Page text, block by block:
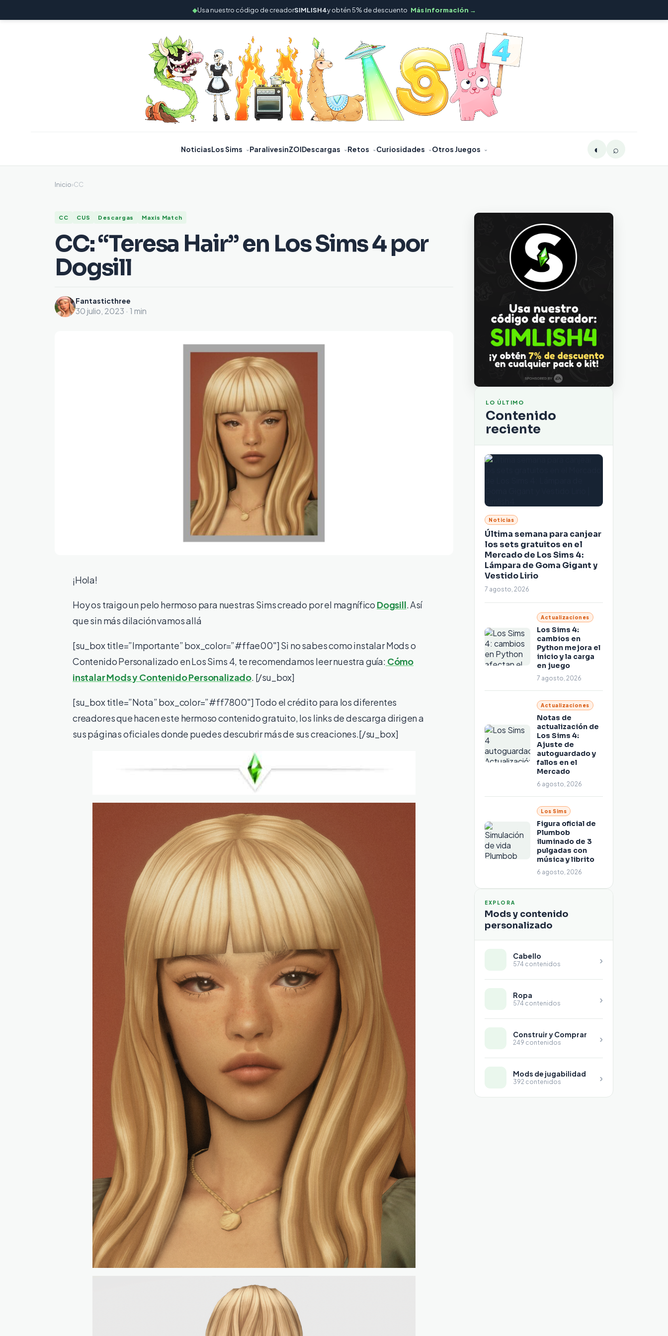
◆Usa nuestro código de creadorSIMLISH4y obtén 5% de descuento Más información →
NoticiasLos Sims ParalivesinZOIDescargas Retos Curiosidades Otros Juegos ◐ ⌕
Inicio›CC
CC CUS Descargas Maxis Match
CC: “Teresa Hair” en Los Sims 4 por
Dogsill
Fantasticthree
30 julio, 2023 · 1 min
¡Hola!
Hoy os traigo un pelo hermoso para nuestras Sims creado por el magnífico Dogsill. Así
que sin más dilación vamos allá
[su_box title=”Importante” box_color=”#ffae00″] Si no sabes como instalar Mods o
Contenido Personalizado en Los Sims 4, te recomendamos leer nuestra guía: Cómo
instalar Mods y Contenido Personalizado. [/su_box]
[su_box title=”Nota” box_color=”#ff7800″] Todo el crédito para los diferentes
creadores que hacen este hermoso contenido gratuito, los links de descarga dirigen a
sus páginas oficiales donde puedes descubrir más de sus creaciones.[/su_box]
LO ÚLTIMO
Contenido
reciente
Noticias
Última semana para canjear
los sets gratuitos en el
Mercado de Los Sims 4:
Lámpara de Goma Gigant y
Vestido Lirio
7 agosto, 2026
Actualizaciones
Los Sims 4:
cambios en
Python mejora el
inicio y la carga
en juego
7 agosto, 2026
Actualizaciones
Notas de
actualización de
Los Sims 4:
Ajuste de
autoguardado y
fallos en el
Mercado
6 agosto, 2026
Los Sims
Figura oficial de
Plumbob
iluminado de 3
pulgadas con
música y librito
6 agosto, 2026
EXPLORA
Mods y contenido
personalizado
Cabello
574 contenidos ›
Ropa
574 contenidos ›
Construir y Comprar
249 contenidos ›
Mods de jugabilidad
392 contenidos ›